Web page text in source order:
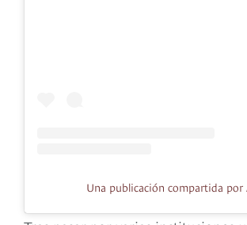
Una publicación compartida